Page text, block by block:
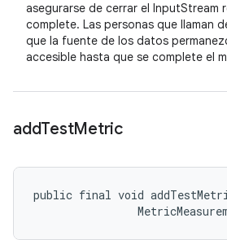
asegurarse de cerrar el InputStream
complete. Las personas que llaman
que la fuente de los datos
accesible hasta que se complete el
addTestMetric
public final void